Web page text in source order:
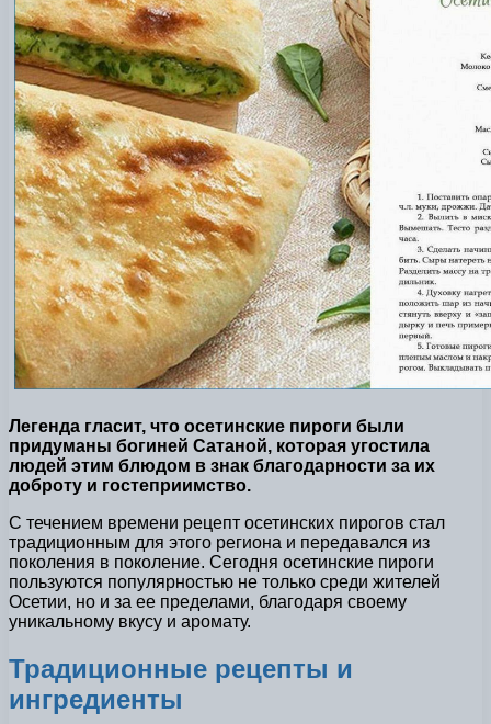
Легенда гласит, что осетинские пироги были
придуманы богиней Сатаной, которая угостила
людей этим блюдом в знак благодарности за их
доброту и гостеприимство.
С течением времени рецепт осетинских пирогов стал
традиционным для этого региона и передавался из
поколения в поколение. Сегодня осетинские пироги
пользуются популярностью не только среди жителей
Осетии, но и за ее пределами, благодаря своему
уникальному вкусу и аромату.
Традиционные рецепты и
ингредиенты